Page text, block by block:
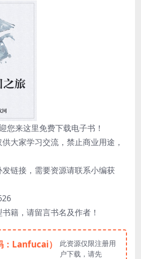
您来这里免费下载电子书！
大家学习交流，禁止商业用途，
链接，需要资源请联系小编获
籍，请留言书名及作者！
：Lanfucai）
此资源仅限注册用
户下载，请先